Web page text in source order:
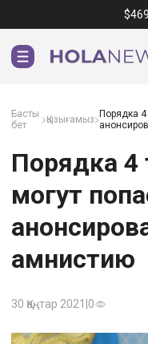
$
Басты
бет
Қызығамыз
Порядка
Порядка 4
могут
амнистию
30 Қаңтар 2021 0